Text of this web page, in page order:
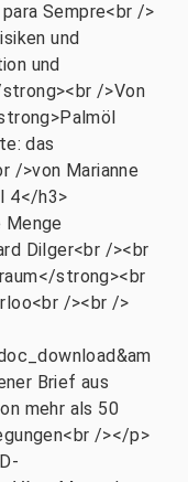
Sempre<br />
und
und
strong><br />Von
das
/>von Marianne
4</h3>
Menge
Dilger<br /><br
strong><br
/><br />
Brief aus
mehr als 50
/></p>